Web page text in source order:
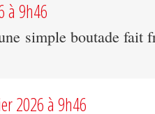
à 9h46
simple boutade fait
2026 à 9h46